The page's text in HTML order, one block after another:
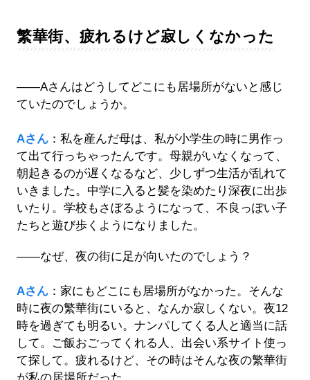
繁華街、疲れるけど寂しくなかった
――Aさんはどうしてどこにも居場所がないと感じ
ていたのでしょうか。
Aさん：私を産んだ母は、私が小学生の時に男作っ
て出て行っちゃったんです。母親がいなくなって、
朝起きるのが遅くなるなど、少しずつ生活が乱れて
いきました。中学に入ると髪を染めたり深夜に出歩
いたり。学校もさぼるようになって、不良っぽい子
たちと遊び歩くようになりました。
――なぜ、夜の街に足が向いたのでしょう？
Aさん：家にもどこにも居場所がなかった。そんな
時に夜の繁華街にいると、なんか寂しくない。夜12
時を過ぎても明るい。ナンパしてくる人と適当に話
して。ご飯おごってくれる人、出会い系サイト使っ
て探して。疲れるけど、その時はそんな夜の繁華街
が私の居場所だった。